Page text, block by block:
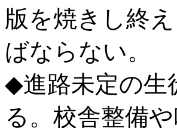
版を焼きし終
ばならない。
◆進路未定の生
る。校舎整備